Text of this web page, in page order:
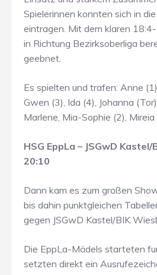
Spielerinnen konnten sich in
eintragen. Mit dem klaren
in Richtung Bezirksoberliga
geebnet.
Es spielten und trafen: Anne
Gwen (3), Ida (4), Johanna
Marlene, Mia-Sophie (2),
HSG EppLa – JSGwD
20:10
Dann kam es zum großen
bis dahin punktgleichen
gegen JSGwD Kastel/BIK
Die EppLa-Mädels starteten
setzten direkt ein